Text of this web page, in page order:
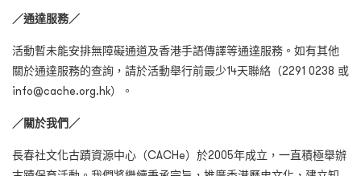
／通達服務／
活動暫未能安排無障礙通道及香港手語傳譯等通達服務。如有其他
關於通達服務的查詢，請於活動舉行前最少14天聯絡（2291 0238 或
info@cache.org.hk）。
／關於我們／
長春社文化古蹟資源中心（CACHe）於2005年成立，一直積極舉辦